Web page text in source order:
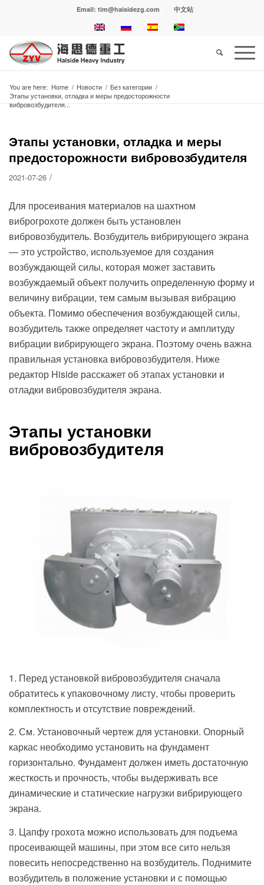
Email: tim@haisidezg.com 中文站
You are here: Home / Новости / Без категории /
Этапы установки, отладка и меры предосторожности
вибровозбудителя...
Этапы установки, отладка и меры
предосторожности вибровозбудителя
2021-07-26 /
Для просеивания материалов на шахтном
виброгрохоте должен быть установлен
вибровозбудитель. Возбудитель вибрирующего экрана
— это устройство, используемое для создания
возбуждающей силы, которая может заставить
возбуждаемый объект получить определенную форму и
величину вибрации, тем самым вызывая вибрацию
объекта. Помимо обеспечения возбуждающей силы,
возбудитель также определяет частоту и амплитуду
вибрации вибрирующего экрана. Поэтому очень важна
правильная установка вибровозбудителя. Ниже
редактор Hiside расскажет об этапах установки и
отладки вибровозбудителя экрана.
Этапы установки
вибровозбудителя
1. Перед установкой вибровозбудителя сначала
обратитесь к упаковочному листу, чтобы проверить
комплектность и отсутствие повреждений.
2. См. Установочный чертеж для установки. Опорный
каркас необходимо установить на фундамент
горизонтально. Фундамент должен иметь достаточную
жесткость и прочность, чтобы выдерживать все
динамические и статические нагрузки вибрирующего
экрана.
3. Цапфу грохота можно использовать для подъема
просеивающей машины, при этом все сито нельзя
повесить непосредственно на возбудитель. Поднимите
возбудитель в положение установки и с помощью